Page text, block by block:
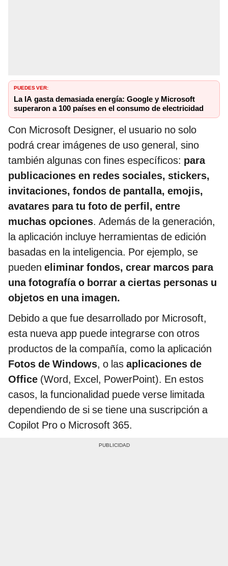
PUEDES VER:
La IA gasta demasiada energía: Google y Microsoft
superaron a 100 países en el consumo de electricidad
Con Microsoft Designer, el usuario no solo
podrá crear imágenes de uso general, sino
también algunas con fines específicos: para
publicaciones en redes sociales, stickers,
invitaciones, fondos de pantalla, emojis,
avatares para tu foto de perfil, entre
muchas opciones. Además de la generación,
la aplicación incluye herramientas de edición
basadas en la inteligencia. Por ejemplo, se
pueden eliminar fondos, crear marcos para
una fotografía o borrar a ciertas personas u
objetos en una imagen.
Debido a que fue desarrollado por Microsoft,
esta nueva app puede integrarse con otros
productos de la compañía, como la aplicación
Fotos de Windows, o las aplicaciones de
Office (Word, Excel, PowerPoint). En estos
casos, la funcionalidad puede verse limitada
dependiendo de si se tiene una suscripción a
Copilot Pro o Microsoft 365.